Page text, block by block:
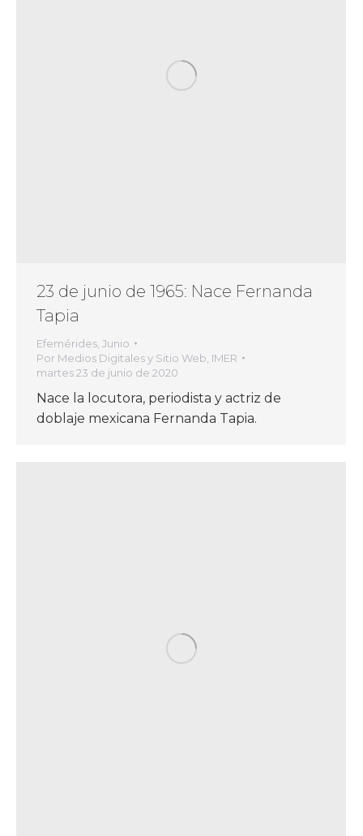
23 de junio de 1965: Nace Fernanda
Tapia
Efemérides, Junio
Por Medios Digitales y Sitio Web, IMER
martes 23 de junio de 2020
Nace la locutora, periodista y actriz de
doblaje mexicana Fernanda Tapia.